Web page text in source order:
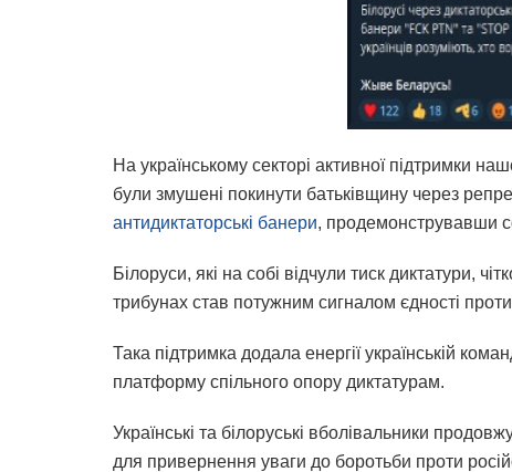
На українському секторі активної підтримки
були змушені покинути батьківщину через
антидиктаторські банери, продемонструвавши
Білоруси, які на собі відчули тиск диктатури,
трибунах став потужним сигналом єдності
Така підтримка додала енергії українській
платформу спільного опору диктатурам.
Українські та білоруські вболівальники
для привернення уваги до боротьби проти